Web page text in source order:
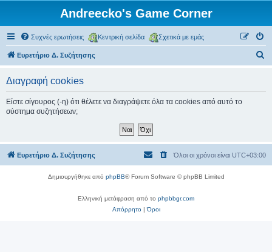
Andreecko's Game Corner
Συχνές ερωτήσεις Κεντρική σελίδα Σχετικά με εμάς
Ευρετήριο Δ. Συζήτησης
σ
Διαγραφή cookies
Είστε σίγουρος (-η) ότι θέλετε να διαγράψετε όλα τα cookies από αυτό το
σύστημα συζητήσεων;
Ευρετήριο Δ. Συζήτησης Όλοι οι χρόνοι είναι UTC+03:00
Δημιουργήθηκε από phpBB® Forum Software © phpBB Limited
Ελληνική μετάφραση από το phpbbgr.com
Απόρρητο|Όροι